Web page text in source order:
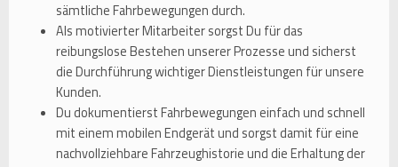
sämtliche Fahrbewegungen durch.
Als motivierter Mitarbeiter sorgst Du für das
reibungslose Bestehen unserer Prozesse und sicherst
die Durchführung wichtiger Dienstleistungen für unsere
Kunden.
Du dokumentierst Fahrbewegungen einfach und schnell
mit einem mobilen Endgerät und sorgst damit für eine
nachvollziehbare Fahrzeughistorie und die Erhaltung der